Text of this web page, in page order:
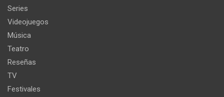
Series
Videojuegos
Música
Teatro
Reseñas
TV
Festivales